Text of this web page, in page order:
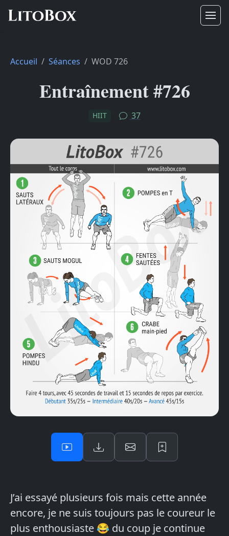
Accueil Séances WOD 726
Entraînement #726
HIIT 37
J’ai essayé plusieurs fois mais cette année
encore, je ne suis toujours pas le coureur le
plus enthousiaste 😂 du coup je continue